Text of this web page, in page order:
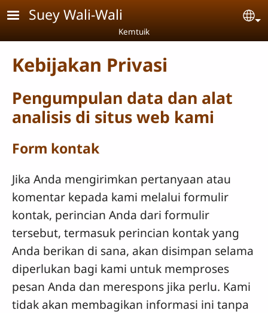
Skip to main content
Suey Wali-Wali
Kemtuik
Kebijakan Privasi
Pengumpulan data dan alat
analisis di situs web kami
Form kontak
Jika Anda mengirimkan pertanyaan atau
komentar kepada kami melalui formulir
kontak, perincian Anda dari formulir
tersebut, termasuk perincian kontak yang
Anda berikan di sana, akan disimpan selama
diperlukan bagi kami untuk memproses
pesan Anda dan merespons jika perlu. Kami
tidak akan membagikan informasi ini tanpa